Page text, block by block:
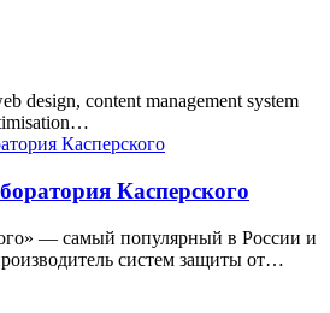
design, content management system
Касперского
— самый популярный в России и
систем защиты от…